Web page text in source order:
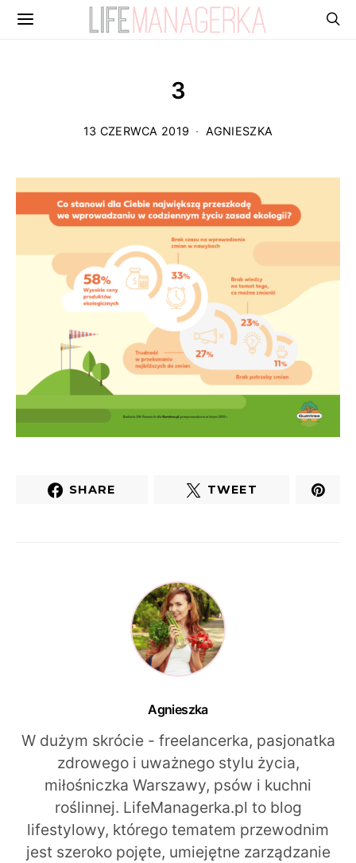
3
13 CZERWCA 2019 AGNIESZKA
SHARE TWEET
Agnieszka
W dużym skrócie - freelancerka, pasjonatka
zdrowego i uważnego stylu życia,
miłośniczka Warszawy, psów i kuchni
roślinnej. LifeManagerka.pl to blog
lifestylowy, którego tematem przewodnim
jest szeroko pojęte, umiejętne zarządzanie